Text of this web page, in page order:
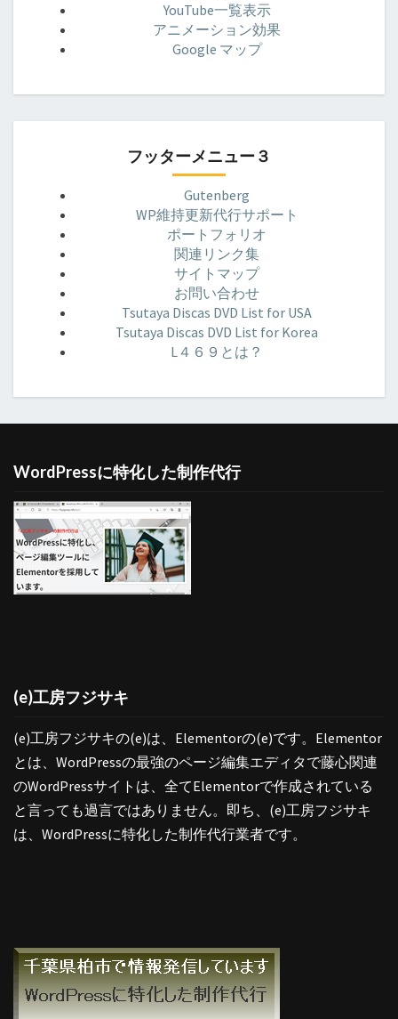
YouTube一覧表示
アニメーション効果
Google マップ
フッターメニュー３
Gutenberg
WP維持更新代行サポート
ポートフォリオ
関連リンク集
サイトマップ
お問い合わせ
Tsutaya Discas DVD List for USA
Tsutaya Discas DVD List for Korea
L４６９とは？
WordPressに特化した制作代行
(e)工房フジサキ
(e)工房フジサキの(e)は、Elementorの(e)です。Elementor
とは、WordPressの最強のページ編集エディタで藤心関連
のWordPressサイトは、全てElementorで作成されている
と言っても過言ではありません。即ち、(e)工房フジサキ
は、WordPressに特化した制作代行業者です。